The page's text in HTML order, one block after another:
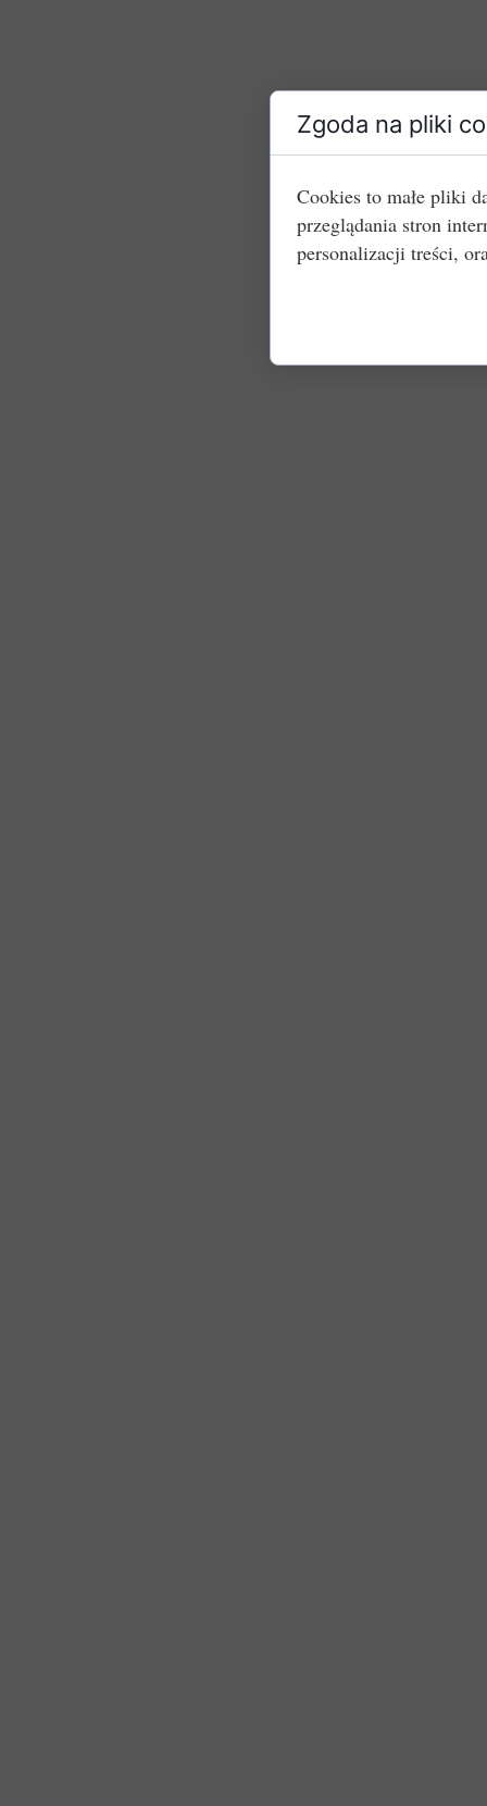
Zgoda na pliki
Cookies to małe pliki
przeglądania stron
personalizacji treści,